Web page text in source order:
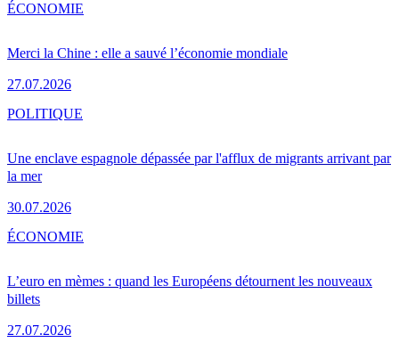
Merci la Chine : elle a sauvé l’économie mondiale
27.07.2026
ÉCONOMIE
Une enclave espagnole dépassée par l'afflux de migrants arrivant par
la mer
30.07.2026
POLITIQUE
L’euro en mèmes : quand les Européens détournent les nouveaux
billets
27.07.2026
ÉCONOMIE